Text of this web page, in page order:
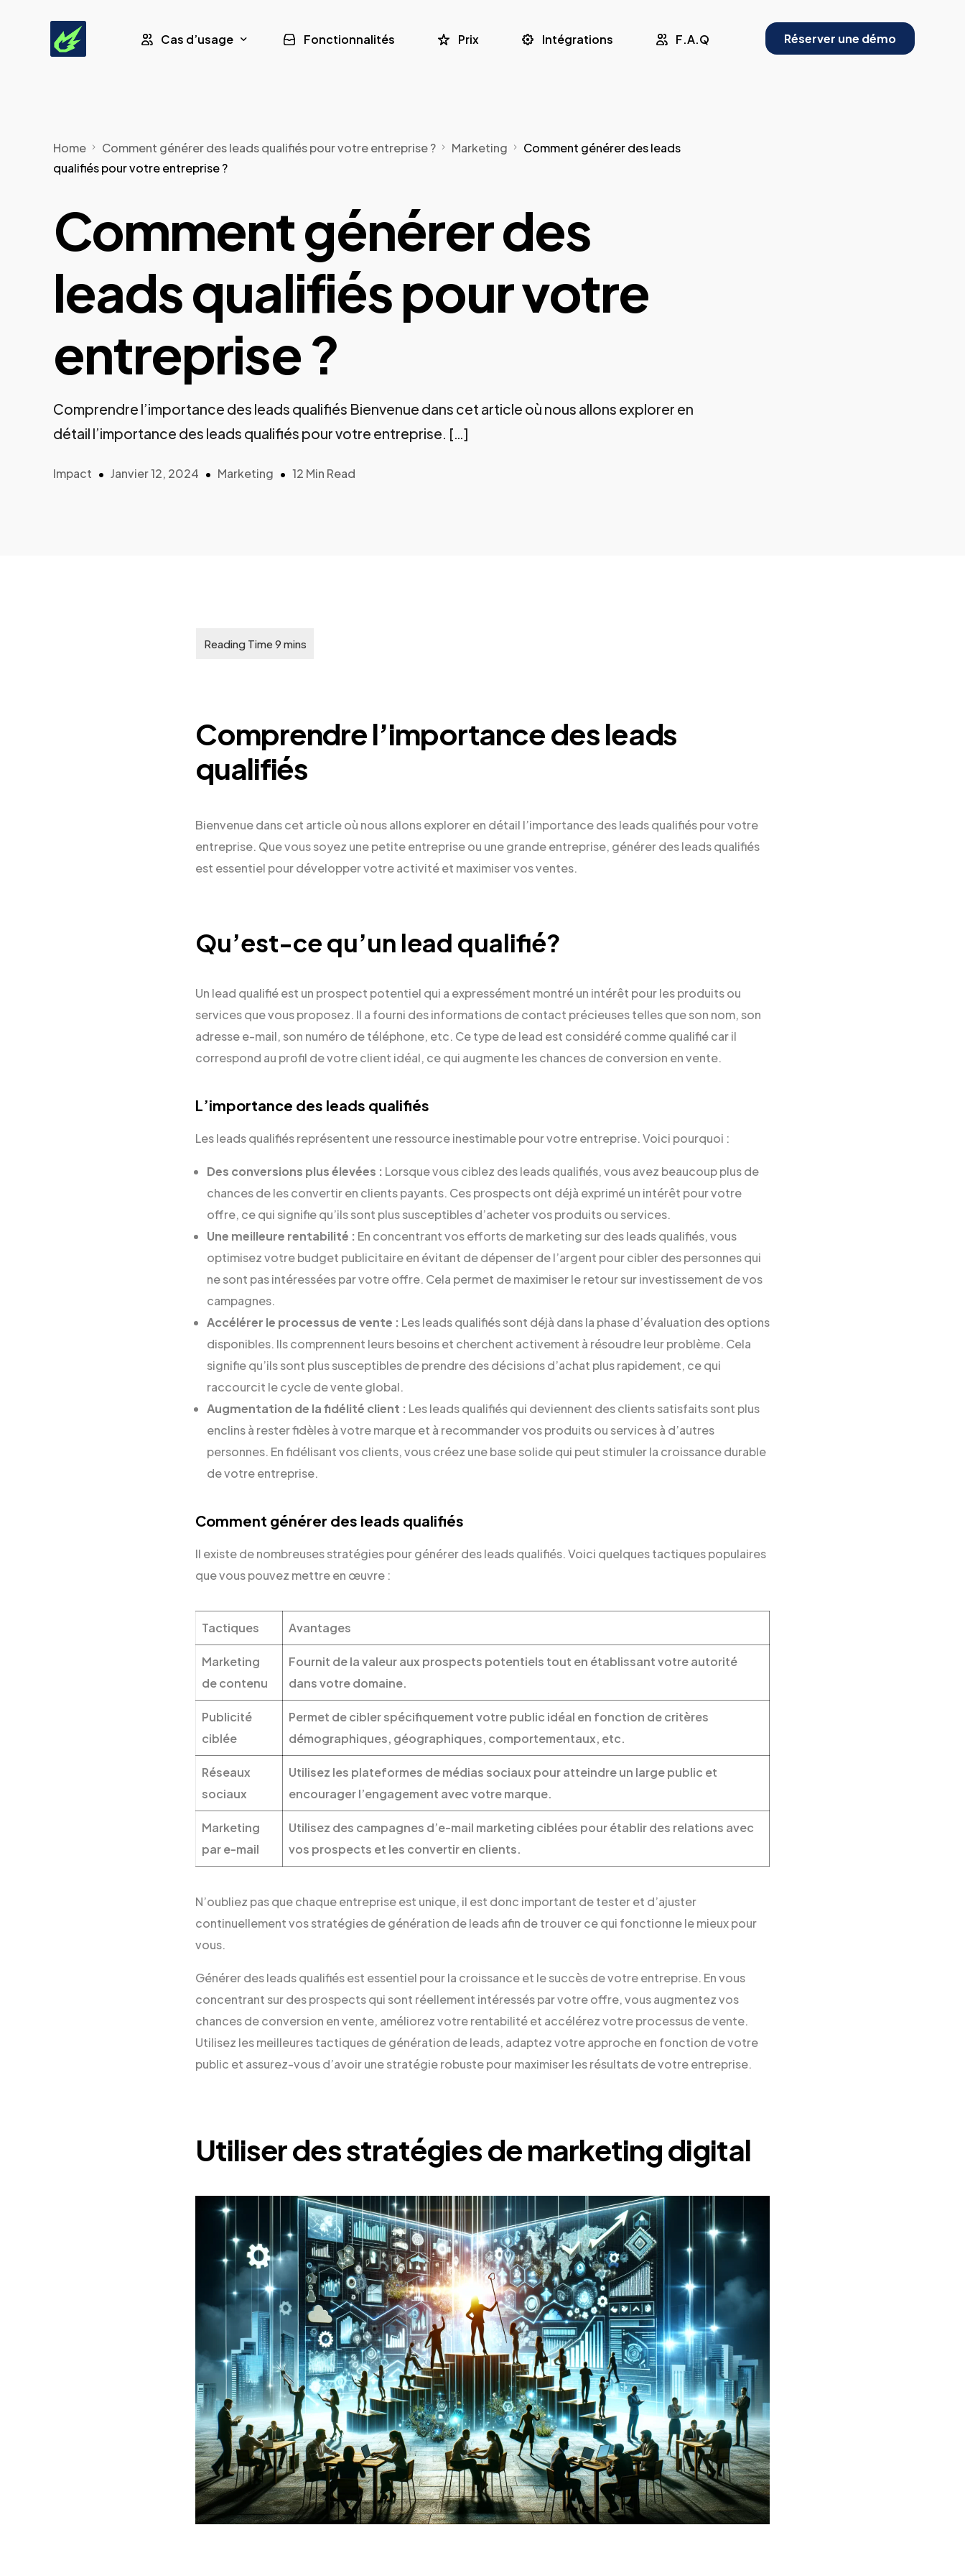
Cas d’usage
Leads Formation CPF
Fonctionnalités Prix Intégrations F.A.Q Réserver une démo
Home Comment générer des leads qualifiés pour votre entreprise ? Marketing
Comment générer des leads
qualifiés pour votre entreprise ?
Comment générer des
leads qualifiés pour votre
entreprise ?
Comprendre l’importance des leads qualifiés Bienvenue dans cet article où nous allons explorer en
détail l’importance des leads qualifiés pour votre entreprise. […]
Impact Janvier 12, 2024 Marketing 12 Min Read
Comprendre l’importance des leads
qualifiés
Bienvenue dans cet article où nous allons explorer en détail l’importance des leads qualifiés pour votre
entreprise. Que vous soyez une petite entreprise ou une grande entreprise, générer des leads qualifiés
est essentiel pour développer votre activité et maximiser vos ventes.
Qu’est-ce qu’un lead qualifié?
Un lead qualifié est un prospect potentiel qui a expressément montré un intérêt pour les produits ou
services que vous proposez. Il a fourni des informations de contact précieuses telles que son nom, son
adresse e-mail, son numéro de téléphone, etc. Ce type de lead est considéré comme qualifié car il
correspond au profil de votre client idéal, ce qui augmente les chances de conversion en vente.
L’importance des leads qualifiés
Les leads qualifiés représentent une ressource inestimable pour votre entreprise. Voici pourquoi :
Des conversions plus élevées : Lorsque vous ciblez des leads qualifiés, vous avez beaucoup plus de
chances de les convertir en clients payants. Ces prospects ont déjà exprimé un intérêt pour votre
offre, ce qui signifie qu’ils sont plus susceptibles d’acheter vos produits ou services.
Une meilleure rentabilité : En concentrant vos efforts de marketing sur des leads qualifiés, vous
optimisez votre budget publicitaire en évitant de dépenser de l’argent pour cibler des personnes qui
ne sont pas intéressées par votre offre. Cela permet de maximiser le retour sur investissement de vos
campagnes.
Accélérer le processus de vente : Les leads qualifiés sont déjà dans la phase d’évaluation des options
disponibles. Ils comprennent leurs besoins et cherchent activement à résoudre leur problème. Cela
signifie qu’ils sont plus susceptibles de prendre des décisions d’achat plus rapidement, ce qui
raccourcit le cycle de vente global.
Augmentation de la fidélité client : Les leads qualifiés qui deviennent des clients satisfaits sont plus
enclins à rester fidèles à votre marque et à recommander vos produits ou services à d’autres
personnes. En fidélisant vos clients, vous créez une base solide qui peut stimuler la croissance durable
de votre entreprise.
Comment générer des leads qualifiés
Il existe de nombreuses stratégies pour générer des leads qualifiés. Voici quelques tactiques populaires
que vous pouvez mettre en œuvre :
Tactiques Avantages
Marketing
de contenu
Fournit de la valeur aux prospects potentiels tout en établissant votre autorité
dans votre domaine.
Publicité
ciblée
Permet de cibler spécifiquement votre public idéal en fonction de critères
démographiques, géographiques, comportementaux, etc.
Réseaux
sociaux
Utilisez les plateformes de médias sociaux pour atteindre un large public et
encourager l’engagement avec votre marque.
Marketing
par e-mail
Utilisez des campagnes d’e-mail marketing ciblées pour établir des relations avec
vos prospects et les convertir en clients.
N’oubliez pas que chaque entreprise est unique, il est donc important de tester et d’ajuster
continuellement vos stratégies de génération de leads afin de trouver ce qui fonctionne le mieux pour
vous.
Générer des leads qualifiés est essentiel pour la croissance et le succès de votre entreprise. En vous
concentrant sur des prospects qui sont réellement intéressés par votre offre, vous augmentez vos
chances de conversion en vente, améliorez votre rentabilité et accélérez votre processus de vente.
Utilisez les meilleures tactiques de génération de leads, adaptez votre approche en fonction de votre
public et assurez-vous d’avoir une stratégie robuste pour maximiser les résultats de votre entreprise.
Utiliser des stratégies de marketing digital